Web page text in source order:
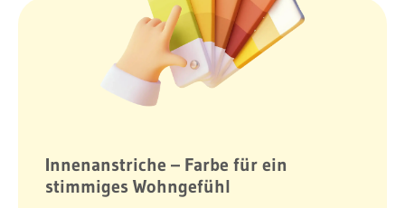
Innenanstriche – Farbe für ein
stimmiges Wohngefühl